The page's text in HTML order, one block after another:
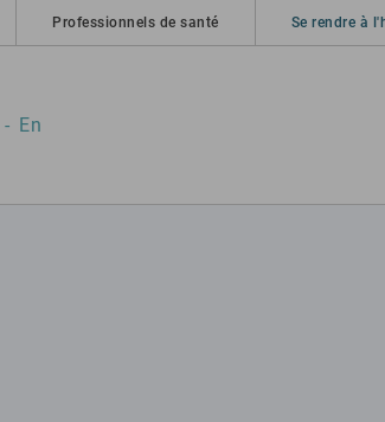
En
Professionnels de santé Se rendre à